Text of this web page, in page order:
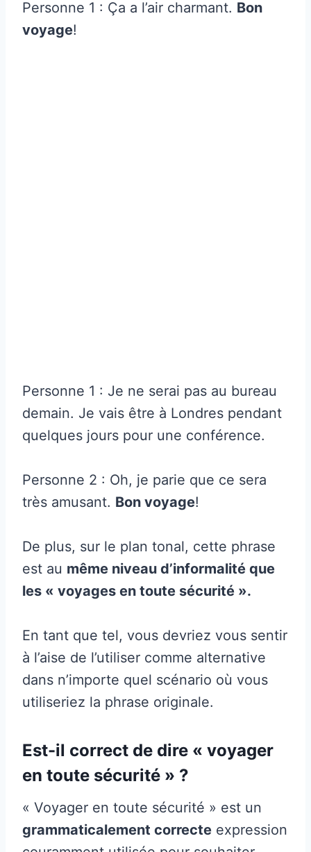
Personne 1 : Ça a l’air charmant. Bon
voyage!
Personne 1 : Je ne serai pas au bureau
demain. Je vais être à Londres pendant
quelques jours pour une conférence.
Personne 2 : Oh, je parie que ce sera
très amusant. Bon voyage!
De plus, sur le plan tonal, cette phrase
est au même niveau d’informalité que
les « voyages en toute sécurité ».
En tant que tel, vous devriez vous sentir
à l’aise de l’utiliser comme alternative
dans n’importe quel scénario où vous
utiliseriez la phrase originale.
Est-il correct de dire « voyager
en toute sécurité » ?
« Voyager en toute sécurité » est un
grammaticalement correcte expression